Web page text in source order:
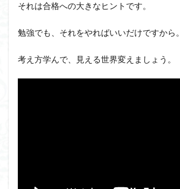
それは合格への大きなヒントです。
勉強でも、それをやればいいだけですから。
考え方学んで、見える世界変えましょう。